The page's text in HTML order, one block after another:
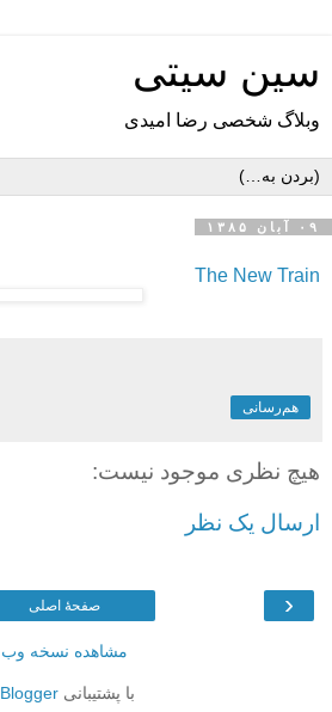
سین سیتی
وبلاگ شخصی رضا امیدی
۰۹ آبان ۱۳۸۵
The New Train
هم‌رسانی
هیچ نظری موجود نیست:
ارسال یک نظر
‹ صفحهٔ اصلی
مشاهده نسخه وب
با پشتیبانیBlogger